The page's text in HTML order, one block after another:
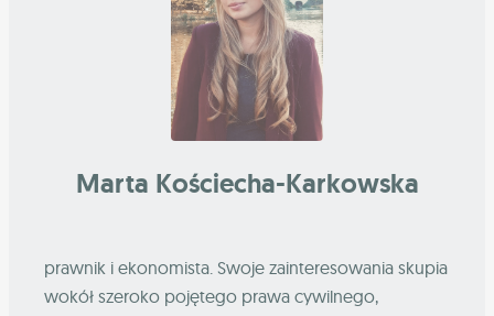
Marta Kościecha-Karkowska
prawnik i ekonomista. Swoje zainteresowania skupia
wokół szeroko pojętego prawa cywilnego,